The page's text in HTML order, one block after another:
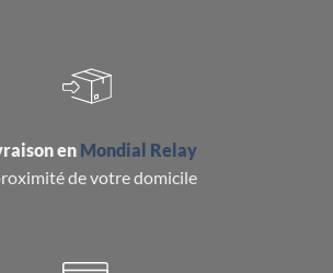
en Mondial Relay
de votre domicile